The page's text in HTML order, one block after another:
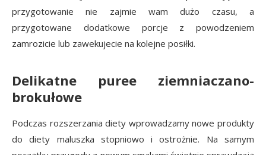
przygotowanie nie zajmie wam dużo czasu, a
przygotowane dodatkowe porcje z powodzeniem
zamrozicie lub zawekujecie na kolejne posiłki.
Delikatne puree ziemniaczano-
brokułowe
Podczas rozszerzania diety wprowadzamy nowe produkty
do diety maluszka stopniowo i ostrożnie. Na samym